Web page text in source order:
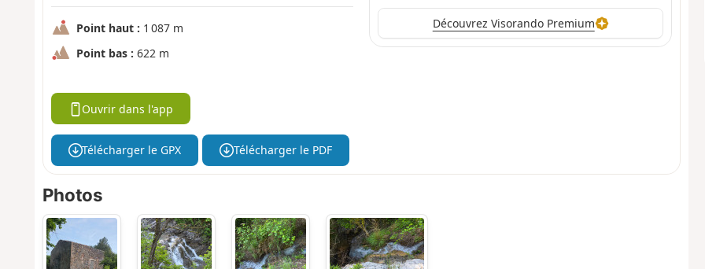
Point haut : 1 087 m
Point bas : 622 m
Découvrez Visorando Premium
Ouvrir dans l'app
Télécharger le GPX Télécharger le PDF
Photos